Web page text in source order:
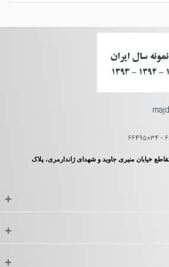
خیابان منیری جاوید و شهدای ژاندارمری، پلاک
+
+
+